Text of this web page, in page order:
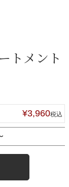
トメント
¥3,960税込